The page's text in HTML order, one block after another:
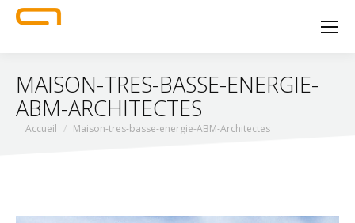
MAISON-TRES-BASSE-ENERGIE-
ABM-ARCHITECTES
Vous êtes ici :
Accueil Maison-tres-basse-energie-ABM-Architectes